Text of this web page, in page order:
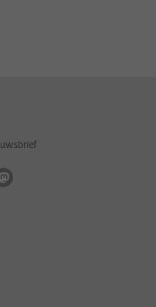
op linkedin
ons op instagram
Volg ons op mastodon